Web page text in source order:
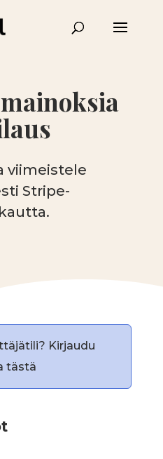
viimeistele
Stripe-
Kirjaudu
tästä